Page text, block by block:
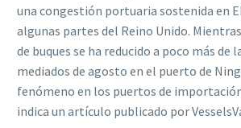
una congestión portuaria sostenida en
algunas partes del Reino Unido.
de buques se ha reducido a poco más de
mediados de agosto en el puerto de
fenómeno en los puertos de
indica un artículo publicado por